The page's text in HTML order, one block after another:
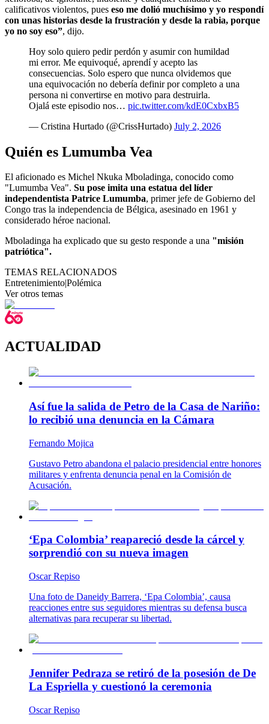
calificativos violentos, pues eso me dolió muchísimo y yo respondí
con unas historias desde la frustración y desde la rabia, porque
yo no soy eso”, dijo.
Hoy solo quiero pedir perdón y asumir con humildad
mi error. Me equivoqué, aprendí y acepto las
consecuencias. Solo espero que nunca olvidemos que
una equivocación no debería definir por completo a una
persona ni convertirse en motivo para destruirla.
Ojalá este episodio nos… pic.twitter.com/kdE0CxbxB5
— Cristina Hurtado (@CrissHurtado) July 2, 2026
Quién es Lumumba Vea
El aficionado es Michel Nkuka Mboladinga, conocido como
"Lumumba Vea". Su pose imita una estatua del líder
independentista Patrice Lumumba, primer jefe de Gobierno del
Congo tras la independencia de Bélgica, asesinado en 1961 y
considerado héroe nacional.
Mboladinga ha explicado que su gesto responde a una "misión
patriótica".
TEMAS RELACIONADOS
Entretenimiento|Polémica
Ver otros temas
ACTUALIDAD
Así fue la salida de Petro de la Casa de Nariño:
lo recibió una denuncia en la Cámara
Fernando Mojica
Gustavo Petro abandona el palacio presidencial entre honores
militares y enfrenta denuncia penal en la Comisión de
Acusación.
‘Epa Colombia’ reapareció desde la cárcel y
sorprendió con su nueva imagen
Oscar Repiso
Una foto de Daneidy Barrera, ‘Epa Colombia’, causa
reacciones entre sus seguidores mientras su defensa busca
alternativas para recuperar su libertad.
Jennifer Pedraza se retiró de la posesión de De
La Espriella y cuestionó la ceremonia
Oscar Repiso